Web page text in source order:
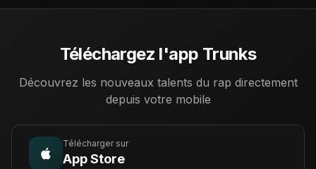
Téléchargez l'app Trunks
Découvrez les nouveaux talents du rap directement
depuis votre mobile
Télécharger sur
App Store